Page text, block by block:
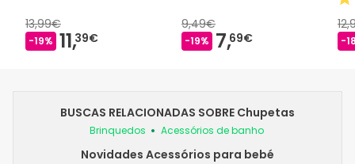
13,99€
-19% 11,39€
9,49€
-19% 7,69€ -
BUSCAS RELACIONADAS SOBRE Chupetas
Brinquedos Acessórios de banho
Novidades Acessórios para bebé